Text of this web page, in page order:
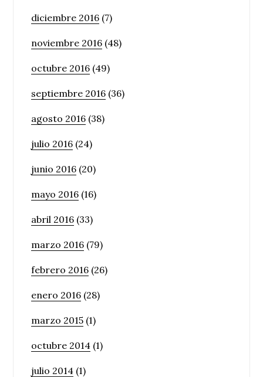
diciembre 2016 (7)
noviembre 2016 (48)
octubre 2016 (49)
septiembre 2016 (36)
agosto 2016 (38)
julio 2016 (24)
junio 2016 (20)
mayo 2016 (16)
abril 2016 (33)
marzo 2016 (79)
febrero 2016 (26)
enero 2016 (28)
marzo 2015 (1)
octubre 2014 (1)
julio 2014 (1)